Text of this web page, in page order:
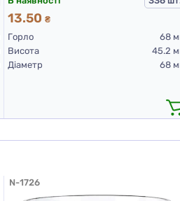
13.50₴
Горло
68
Висота
45.2
Діаметр
68
N-1726